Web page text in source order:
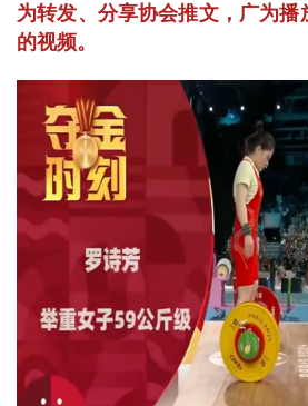
为转发、分享协会推文，广为播
的视频。